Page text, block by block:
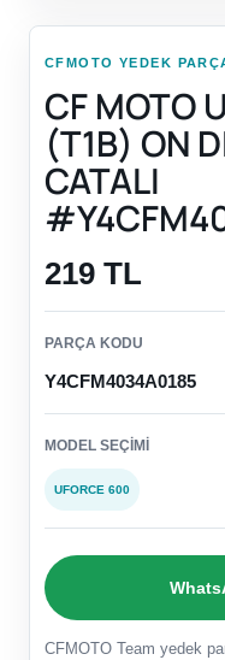
CFMOTO YEDEK
CF MOTO
(T1B) ON
CATALI
219 TL
PARÇA KODU
Y4CFM4034A0185
MODEL SEÇIMI
UFORCE 600
CFMOTO Team yedek